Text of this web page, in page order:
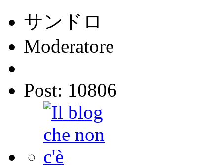
サンドロ
Moderatore
Post: 10806